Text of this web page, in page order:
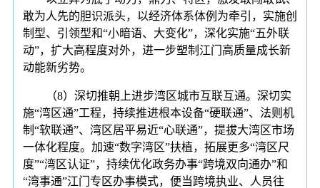
敢为人先的胆识派头，以经济体系体例为牵引，实施创
制型、引领型和“小暗语、大变化”，深化实施“五外联
动”，扩大高程度对外，进一步塑制江门高质量成长新
动能新劣势。
（8）深切推朝上进步湾区城市互联互通。深切实
施“湾区通”工程，持续推进根本设备“硬联通”、法则机
制“软联通”、湾区居平易近“心联通”，提拔大湾区市场
一体化程度。加速“数字湾区”扶植，拓展更多“湾区尺
度”“湾区认证”，持续优化政务办事“跨境双向通办”和
“湾事通”江门专区办事模式，便当跨境执业、人员往